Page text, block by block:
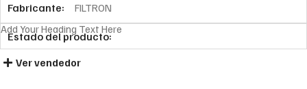
Fabricante: FILTRON
Estado del producto:
Add Your Heading Text Here
Ver vendedor